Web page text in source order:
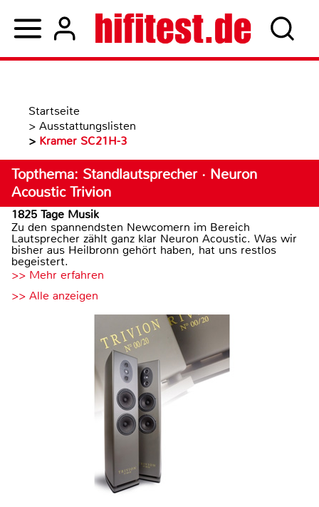
Startseite
> Ausstattungslisten
> Kramer SC21H-3
Topthema: Standlautsprecher · Neuron
Acoustic Trivion
1825 Tage Musik
Zu den spannendsten Newcomern im Bereich
Lautsprecher zählt ganz klar Neuron Acoustic. Was wir
bisher aus Heilbronn gehört haben, hat uns restlos
begeistert.
>> Mehr erfahren
>> Alle anzeigen